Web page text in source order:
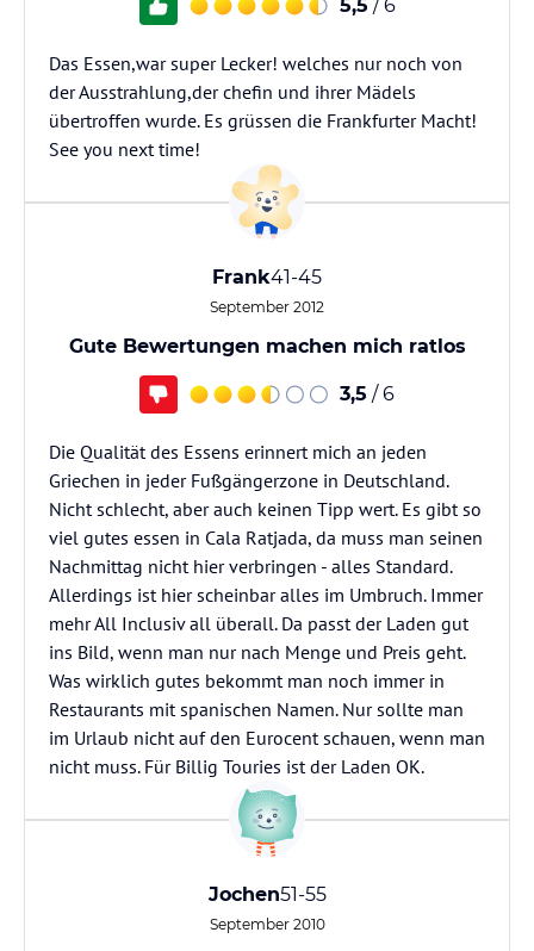
5,5 / 6
Das Essen,war super Lecker! welches nur noch von
der Ausstrahlung,der chefin und ihrer Mädels
übertroffen wurde. Es grüssen die Frankfurter Macht!
See you next time!
Frank41-45
September 2012
Gute Bewertungen machen mich ratlos
3,5 / 6
Die Qualität des Essens erinnert mich an jeden
Griechen in jeder Fußgängerzone in Deutschland.
Nicht schlecht, aber auch keinen Tipp wert. Es gibt so
viel gutes essen in Cala Ratjada, da muss man seinen
Nachmittag nicht hier verbringen - alles Standard.
Allerdings ist hier scheinbar alles im Umbruch. Immer
mehr All Inclusiv all überall. Da passt der Laden gut
ins Bild, wenn man nur nach Menge und Preis geht.
Was wirklich gutes bekommt man noch immer in
Restaurants mit spanischen Namen. Nur sollte man
im Urlaub nicht auf den Eurocent schauen, wenn man
nicht muss. Für Billig Touries ist der Laden OK.
Jochen51-55
September 2010